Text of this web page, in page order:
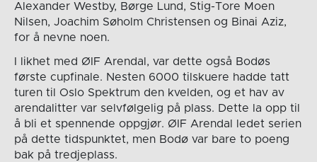
Alexander Westby, Børge Lund, Stig-Tore Moen
Nilsen, Joachim Søholm Christensen og Binai Aziz,
for å nevne noen.
I likhet med ØIF Arendal, var dette også Bodøs
første cupfinale. Nesten 6000 tilskuere hadde tatt
turen til Oslo Spektrum den kvelden, og et hav av
arendalitter var selvfølgelig på plass. Dette la opp til
å bli et spennende oppgjør. ØIF Arendal ledet serien
på dette tidspunktet, men Bodø var bare to poeng
bak på tredjeplass.